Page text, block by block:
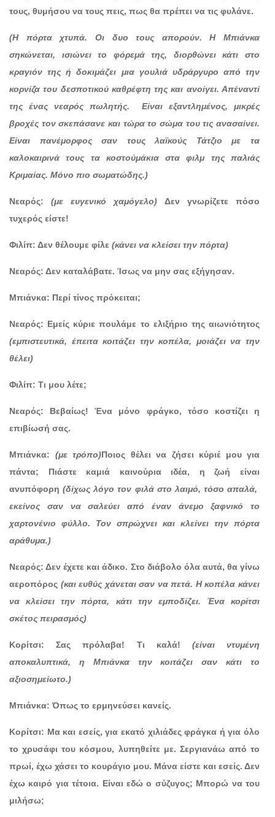
τους, θυμήσου να τους πεις, πως θα πρέπει να τις φυλάνε.
(Η πόρτα χτυπά. Οι δυο τους απορούν. Η Μπιάνκα
σηκώνεται, ισιώνει το φόρεμά της, διορθώνει κάτι στο
κραγιόν της ή δοκιμάζει μια γουλιά υδράργυρο από την
κορνίζα του δεσποτικού καθρέφτη της και ανοίγει. Απέναντί
της ένας νεαρός πωλητής.
Είναι εξαντλημένος, μικρές
βροχές τον σκεπάσανε και τώρα το σώμα του τις ανασαίνει.
Είναι πανέμορφος σαν τους λαϊκούς Τάτζιο με τα
καλοκαιρινά τους τα κοστούμάκια στα φιλμ της παλιάς
Κριμαίας. Μόνο πιο σωματώδης.)
Νεαρός: (με ευγενικό χαμόγελο) Δεν γνωρίζετε πόσο
τυχερός είστε!
Φιλίπ: Δεν θέλουμε φίλε (κάνει να κλείσει την πόρτα)
Νεαρός: Δεν καταλάβατε. Ίσως να μην σας εξήγησαν.
Μπιάνκα: Περί τίνος πρόκειται;
Νεαρός: Εμείς κύριε πουλάμε το ελιξήριο της αιωνιότητος
(εμπιστευτικά, έπειτα κοιτάζει την κοπέλα, μοιάζει να την
θέλει)
Φιλίπ: Τι μου λέτε;
Νεαρός: Βεβαίως! Ένα μόνο φράγκο, τόσο κοστίζει η
επιβίωσή σας.
Μπιάνκα: (με τρόπο)Ποιος θέλει να ζήσει κύριέ μου για
πάντα; Πιάστε καμιά καινούρια ιδέα, η ζωή είναι
ανυπόφορη(δίχως λόγο τον φιλά στο λαιμό, τόσο απαλά,
εκείνος σαν να σαλεύει από έναν άνεμο ξαφνικό το
χαρτονένιο φύλλο. Τον σπρώχνει και κλείνει την πόρτα
αράθυμα.)
Νεαρός: Δεν έχετε και άδικο. Στο διάβολο όλα αυτά, θα γίνω
αεροπόρος (και ευθύς χάνεται σαν να πετά. Η κοπέλα κάνει
να κλείσει την πόρτα, κάτι την εμποδίζει. Ένα κορίτσι
σκέτος πειρασμός)
Κορίτσι: Σας πρόλαβα! Τι καλά! (είναι ντυμένη
αποκαλυπτικά, η Μπιάνκα την κοιτάζει σαν κάτι το
αξιοσημείωτο.)
Μπιάνκα: Όπως το ερμηνεύσει κανείς.
Κορίτσι: Μα και εσείς, για εκατό χιλιάδες φράγκα ή για όλο
το χρυσάφι του κόσμου, λυπηθείτε με. Σεργιανάω από το
πρωί, έχω χάσει το κουράγιο μου. Μάνα είστε και εσείς. Δεν
έχω καιρό για τέτοια. Είναι εδώ ο σύζυγος; Μπορώ να του
μιλήσω;